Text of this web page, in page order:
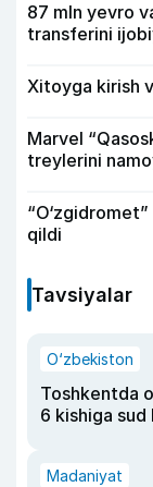
87 mln yevro
transferini
Xitoyga kirish
Marvel
treylerini
qildi
Tavsiyalar
O‘zbekiston
Toshkentda
6 kishiga sud
Madaniyat